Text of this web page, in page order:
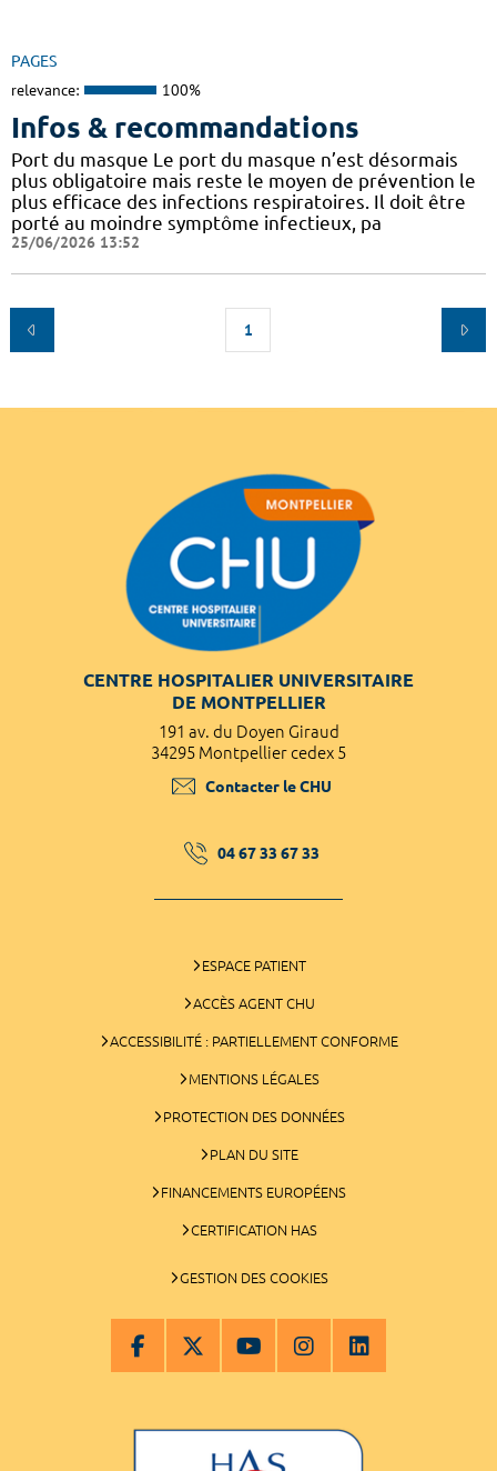
PAGES
relevance: 100%
Infos & recommandations
Port du masque Le port du masque n’est désormais
plus obligatoire mais reste le moyen de prévention le
plus efficace des infections respiratoires. Il doit être
porté au moindre symptôme infectieux, pa
25/06/2026 13:52
1
CENTRE HOSPITALIER UNIVERSITAIRE
DE MONTPELLIER
191 av. du Doyen Giraud
34295 Montpellier cedex 5
Contacter le CHU
04 67 33 67 33
ESPACE PATIENT
ACCÈS AGENT CHU
ACCESSIBILITÉ : PARTIELLEMENT CONFORME
MENTIONS LÉGALES
PROTECTION DES DONNÉES
PLAN DU SITE
FINANCEMENTS EUROPÉENS
CERTIFICATION HAS
GESTION DES COOKIES